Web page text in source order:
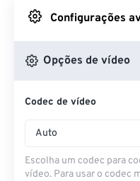
Do
Do
Configurações
Opções de vídeo
Codec de vídeo
Auto
Escolha um codec para
vídeo. Para usar o codec